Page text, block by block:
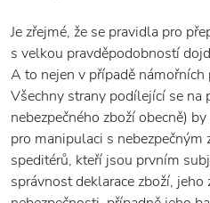
Je zřejmé, že se pravidla pro
s velkou pravděpodobností
A to nejen v případě námořních
Všechny strany podílející se na
nebezpečného zboží obecně)
pro manipulaci s nebezpečným
speditérů, kteří jsou prvním
správnost deklarace zboží,